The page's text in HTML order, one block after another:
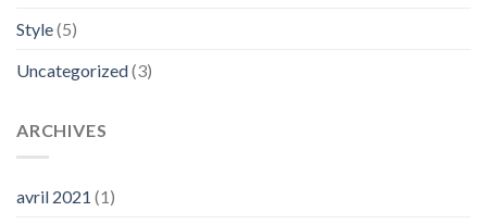
Style(5)
Uncategorized(3)
ARCHIVES
avril 2021 (1)